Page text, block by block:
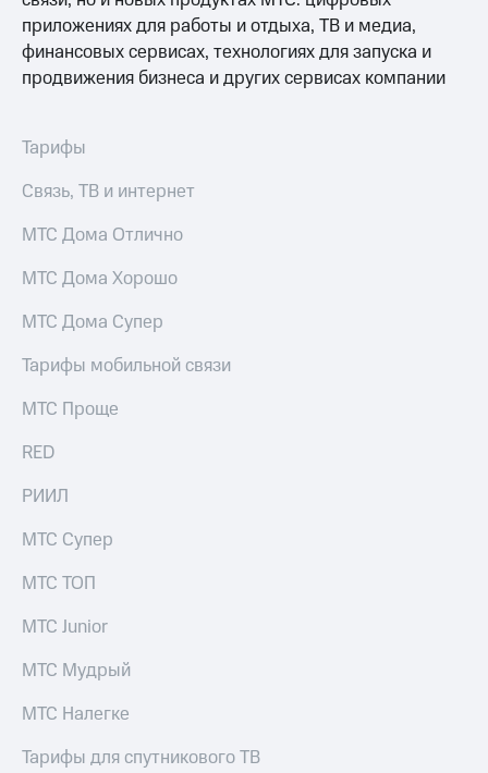
приложениях для работы и отдыха, ТВ и медиа,
финансовых сервисах, технологиях для запуска и
продвижения бизнеса и других сервисах компании
Тарифы
Связь, ТВ и интернет
МТС Дома Отлично
МТС Дома Хорошо
МТС Дома Супер
Тарифы мобильной связи
МТС Проще
RED
РИИЛ
МТС Супер
МТС ТОП
МТС Junior
МТС Мудрый
МТС Налегке
Тарифы для спутникового ТВ